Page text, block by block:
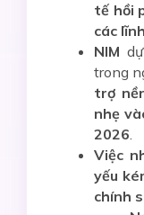
tế hồi
các
NIM
trong
trợ
nhẹ
2026.
Việc
yếu
chính